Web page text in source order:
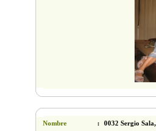
Nombre :
0032 Sergio